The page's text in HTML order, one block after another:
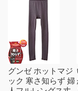
グンゼ ホットマジ
ック 寒さ知らず 婦